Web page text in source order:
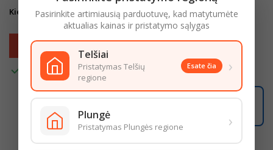
Kiekis
Į krepšelį
 Turime
LIKO ŠIANDIENAI
Pasirinkite artimiausią parduotuvę, kad matytumėte
aktualias kainas ir pristatymo sąlygas
Telšiai
Pristatymas Telšių
regione
Esate čia ›
Plungė
Pristatymas Plungės regione ›